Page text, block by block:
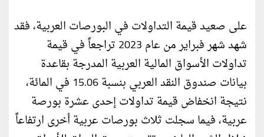
على صعيد قيمة التداولات في البورصات العربية، فقد
شهد شهر فبراير من عام 2023 تراجعاً في قيمة
تداولات الأسواق المالية العربية المدرجة بقاعدة
بيانات صندوق النقد العربي بنسبة 15.06 في المائة،
نتيجة انخفاض قيمة تداولات إحدى عشرة بورصة
عربية، فيما سجلت ثلاث بورصات عربية أخرى ارتفاعاً